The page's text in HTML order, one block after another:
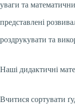
уваги та
представлені
роздрукувати та
Наші дидактичні
Вчитися сортувати